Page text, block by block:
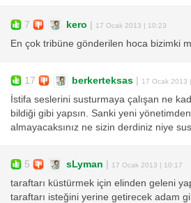
7 kero | 17 Ocak 2013 | 10:23
En çok tribüne gönderilen hoca bizimki
17 berkerteksas | 17 Ocak 2013
İstifa seslerini susturmaya çalışan ne
bildiği gibi yapsın. Sanki yeni
almayacaksınız ne sizin derdiniz niye
5 sLyman | 17 Ocak 2013 | 10:17
taraftarı küstürmek için elinden geleni
taraftarı isteğini yerine getirecek adam